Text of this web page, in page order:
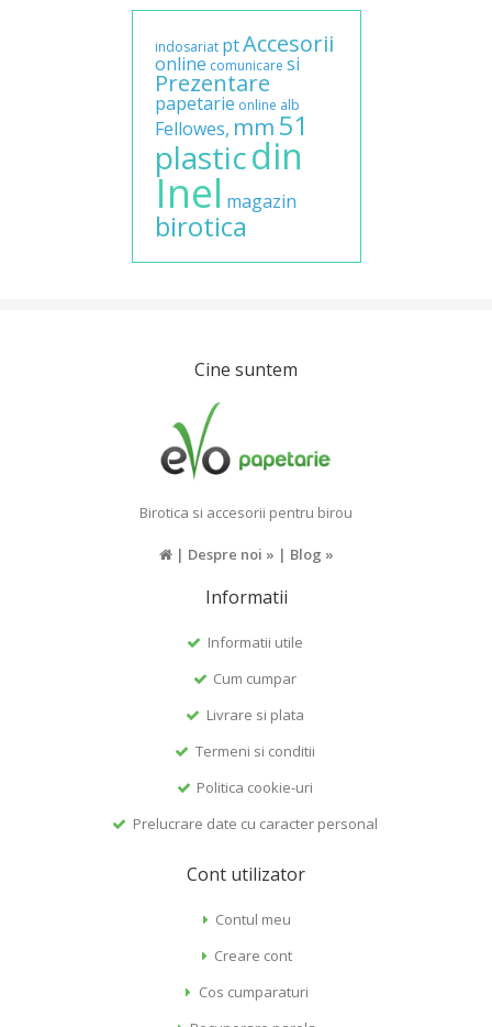
indosariat ptAccesorii
online comunicare si
Prezentare
papetarie online alb
Fellowes, mm 51
plasticdin
Inel magazin
birotica
Cine suntem
Birotica si accesorii pentru birou
| Despre noi » | Blog »
Informatii
Informatii utile
Cum cumpar
Livrare si plata
Termeni si conditii
Politica cookie-uri
Prelucrare date cu caracter personal
Cont utilizator
Contul meu
Creare cont
Cos cumparaturi